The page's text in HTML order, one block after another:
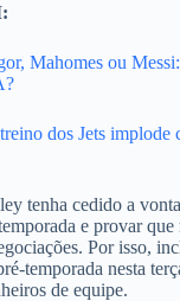
Mahomes ou
dos Jets implode
tenha cedido a
e provar
Por isso,
temporada nesta
de equipe.